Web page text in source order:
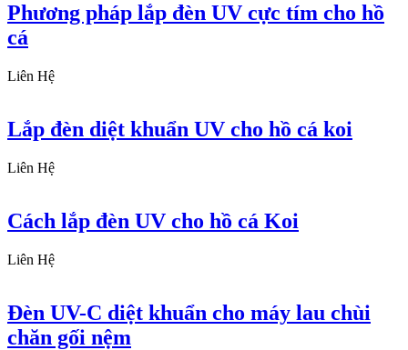
Phương pháp lắp đèn UV cực tím cho hồ
cá
Liên Hệ
Lắp đèn diệt khuẩn UV cho hồ cá koi
Liên Hệ
Cách lắp đèn UV cho hồ cá Koi
Liên Hệ
Đèn UV-C diệt khuẩn cho máy lau chùi
chăn gối nệm